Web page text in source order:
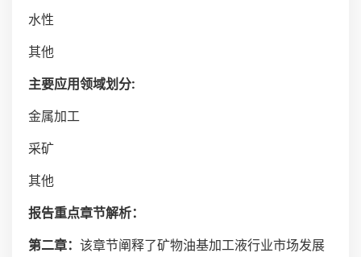
水性
其他
主要应用领域划分:
金属加工
采矿
其他
报告重点章节解析：
第二章： 该章节阐释了矿物油基加工液行业市场发展